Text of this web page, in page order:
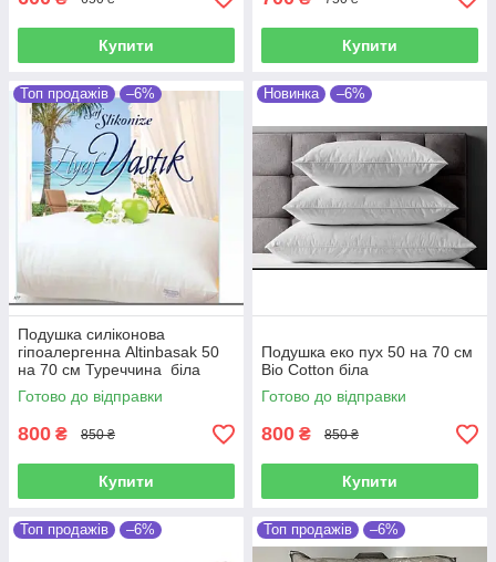
Купити Купити
Топ продажів –6%
Подушка силіконова
гіпоалергенна Altinbasak 50
на 70 см Туреччина біла
Готово до відправки
800 ₴ 850 ₴
Купити
Новинка –6%
Подушка еко пух 50 на 70 см
Bio Cotton біла
Готово до відправки
800 ₴ 850 ₴
Купити
Топ продажів –6% Топ продажів –6%